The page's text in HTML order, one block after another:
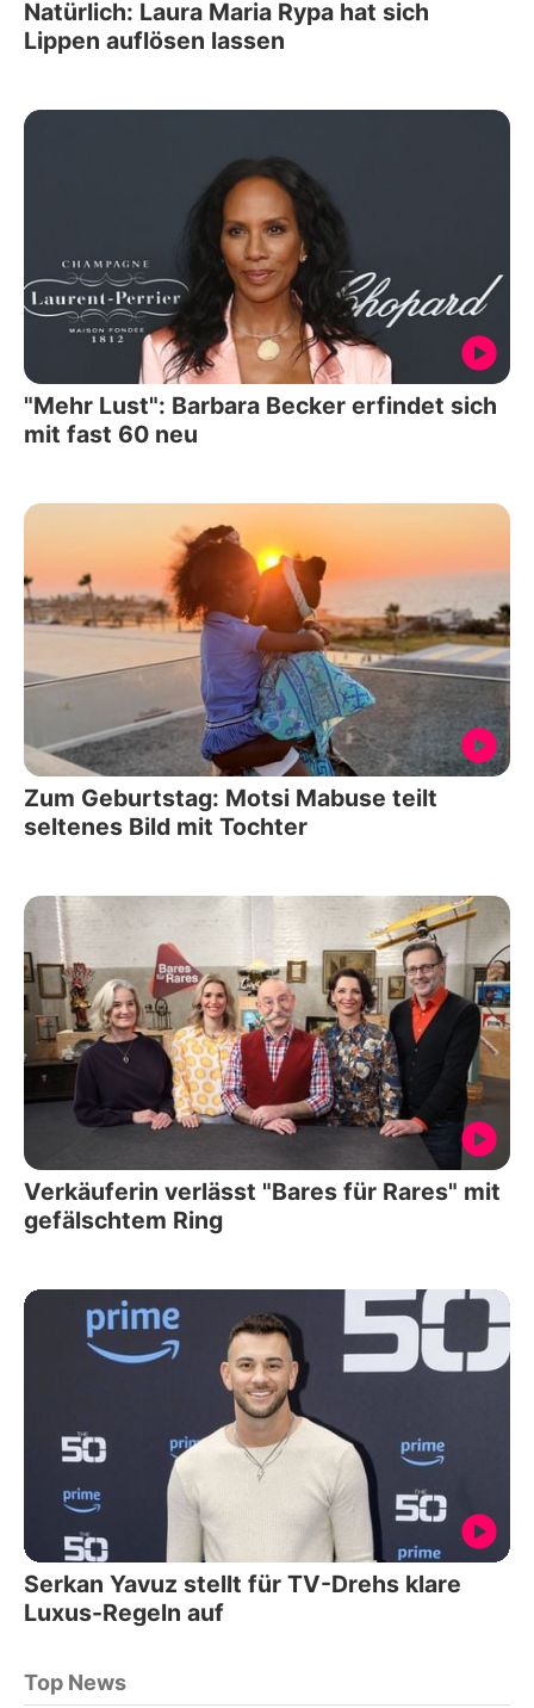
Natürlich: Laura Maria Rypa hat sich
Lippen auflösen lassen
"Mehr Lust": Barbara Becker erfindet sich
mit fast 60 neu
Zum Geburtstag: Motsi Mabuse teilt
seltenes Bild mit Tochter
Verkäuferin verlässt "Bares für Rares" mit
gefälschtem Ring
Serkan Yavuz stellt für TV-Drehs klare
Luxus-Regeln auf
Top News